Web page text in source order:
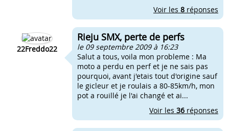
Voir les 8 réponses
22Freddo22
Rieju SMX, perte de perfs
le 09 septembre 2009 à 16:23
Salut a tous, voila mon probleme : Ma
moto a perdu en perf et je ne sais pas
pourquoi, avant j'etais tout d'origine sauf
le gicleur et je roulais a 80-85km/h, mon
pot a rouillé je l'ai changé et ai...
Voir les 36 réponses